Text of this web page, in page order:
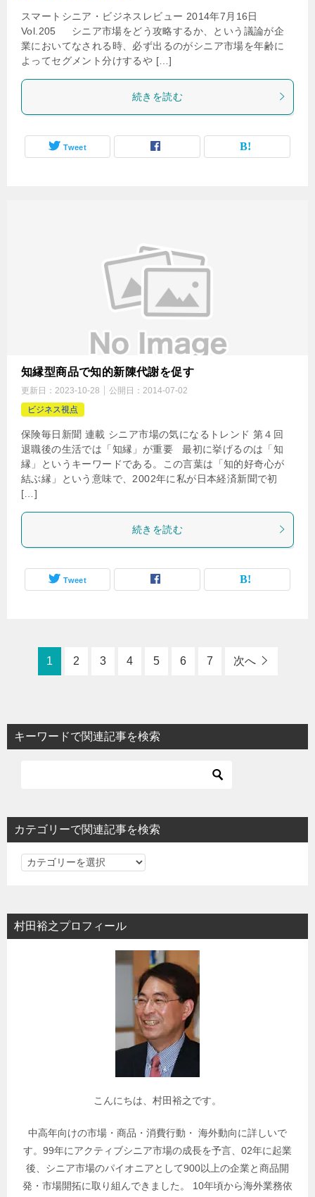
スマートシニア・ビジネスレビュー 2014年7月16日
Vol.205 シニア市場をどう攻略するか、という議論が企
業においてなされる時、必ず出るのがシニア市場を年齢に
よってセグメント分けするや […]
続きを読む
Tweet
知縁型商品で知的新陳代謝を促す
更新日： 2023-10-28 公開日： 2014-07-02
ビジネス視点
保険毎日新聞 連載 シニア市場の気になるトレンド 第４回
退職後の生活では「知縁」が重要 最初に挙げるのは「知
縁」というキーワードである。この言葉は「知的好奇心が
結ぶ縁」という意味で、2002年に私が日本経済新聞で初
[…]
続きを読む
Tweet
1 2 3 4 5 6 7 次へ
キーワードで関連記事を検索
カテゴリーで関連記事を検索
カ
リ
ー
村田裕之プロフィール
こんにちは、村田裕之です。
中高年向けの市場・商品・消費行動・ 海外動向に詳しいで
す。99年にアクティブシニア市場の成長を予言、02年に起業
後、シニア市場のパイオニアとして900以上の企業と商品開
発・市場開拓に取り組んできました。 10年頃から海外業務依